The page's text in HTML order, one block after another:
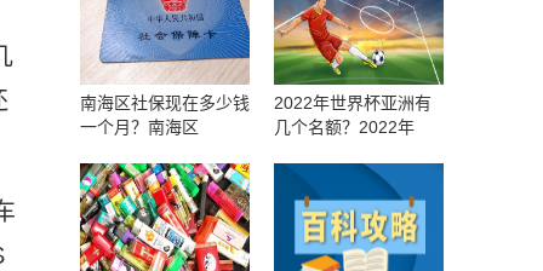
南海区社保现在多少钱
一个月？南海区
2022年世界杯亚洲有
几个名额？2022年